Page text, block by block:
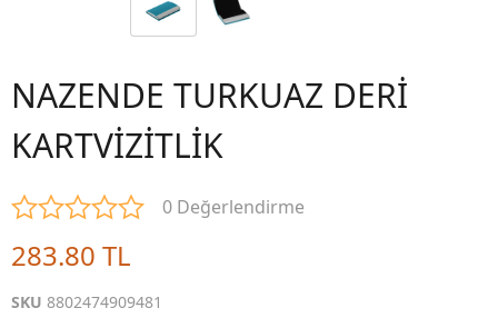
NAZENDE TURKUAZ DERİ
KARTVİZİTLİK
0 Değerlendirme
283.80 TL
SKU 8802474909481